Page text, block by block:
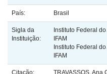
País: Brasil
Sigla da
Instituição:
Instituto Federal
IFAM
Instituto Federal
IFAM
Citação:
TRAVASSOS, Ana